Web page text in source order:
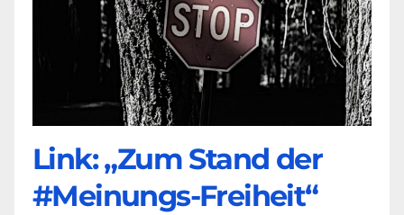
Link: „Zum Stand der
#Meinungs-Freiheit“